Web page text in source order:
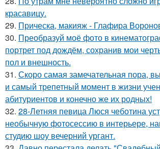
красавицу.
29. Прическа, макияж - Глафира
30. Преобразуй моё фото в
портрет под дождём, сохранив мои
пол и внешность.
31. Скоро самая замечательная пора,
и самый трепетный момент в жизни
абитуриентов и конечно же их родных!
32. 28-Летняя певица Люся чеботина
необычную фотосессию в интерьере,
студию шоу вечерний ургант.